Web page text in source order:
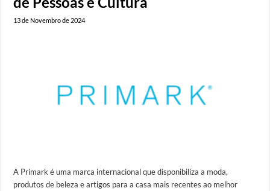
13 de Novembro de 2024
A Primark é uma marca internacional que disponibiliza a moda,
produtos de beleza e artigos para a casa mais recentes ao melhor